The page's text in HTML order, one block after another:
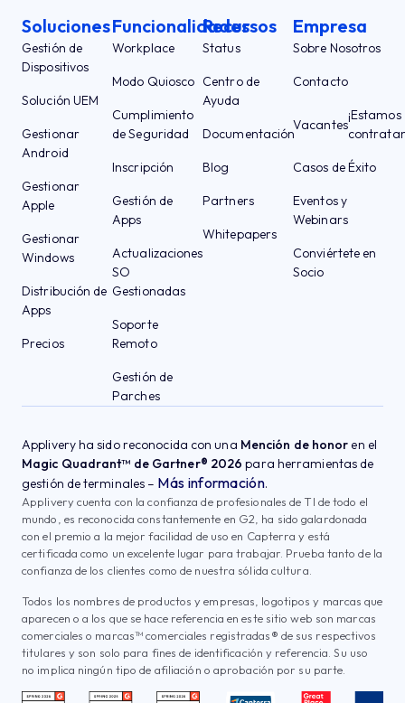
Soluciones
Gestión de
Dispositivos
Solución UEM
Gestionar
Android
Gestionar
Apple
Gestionar
Windows
Distribución de
Apps
Precios
Funcionalidades
Workplace
Modo Quiosco
Cumplimiento
de Seguridad
Inscripción
Gestión de
Apps
Actualizaciones
SO
Gestionadas
Soporte
Remoto
Gestión de
Parches
Recursos
Status
Centro de
Ayuda
Documentación
Blog
Partners
Whitepapers
Empresa
Sobre Nosotros
Contacto
Vacantes
¡Estamos
Casos de Éxito
Eventos y
Webinars
Conviértete en
Socio
Applivery ha sido reconocida con una Mención de honor en el
Magic Quadrant™ de Gartner® 2026 para herramientas de
gestión de terminales – Más información.
Applivery cuenta con la confianza de profesionales de TI de todo el
mundo, es reconocida constantemente en G2, ha sido galardonada
con el premio a la mejor facilidad de uso en Capterra y está
certificada como un excelente lugar para trabajar. Prueba tanto de la
confianza de los clientes como de nuestra sólida cultura.
Todos los nombres de productos y empresas, logotipos y marcas que
aparecen o a los que se hace referencia en este sitio web son marcas
comerciales o marcas™ comerciales registradas® de sus respectivos
titulares y son solo para fines de identificación y referencia. Su uso
no implica ningún tipo de afiliación o aprobación por su parte.